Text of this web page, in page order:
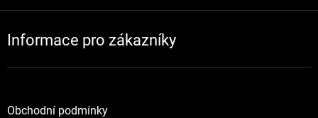
Informace pro zákazníky
Obchodní podmínky